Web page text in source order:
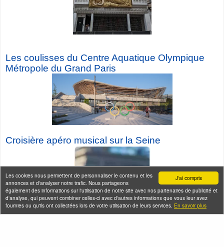
J'ai compris
Les cookies nous permettent de personnaliser le contenu et les
annonces et d'analyser notre trafic. Nous partageons
également des informations sur l'utilisation de notre site avec nos partenaires de publicité et
d'analyse, qui peuvent combiner celles-ci avec d'autres informations que vous leur avez
fournies ou qu'ils ont collectées lors de votre utilisation de leurs services. En savoir plus
Les coulisses du Centre Aquatique Olympique
Métropole du Grand Paris
Croisière apéro musical sur la Seine